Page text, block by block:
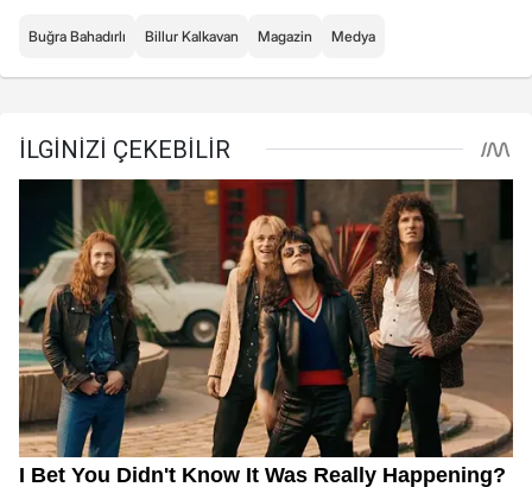
Buğra Bahadırlı Billur Kalkavan Magazin Medya